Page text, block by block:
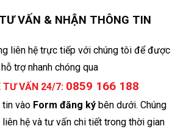
VẤN & NHẬN THÔNG TIN
liên hệ trực tiếp với chúng tôi để được
hỗ trợ nhanh chóng qua
TƯ VẤN 24/7: 0859 166 188
tin vào Form đăng ký bên dưới. Chúng
hệ và tư vấn chi tiết trong thời gian